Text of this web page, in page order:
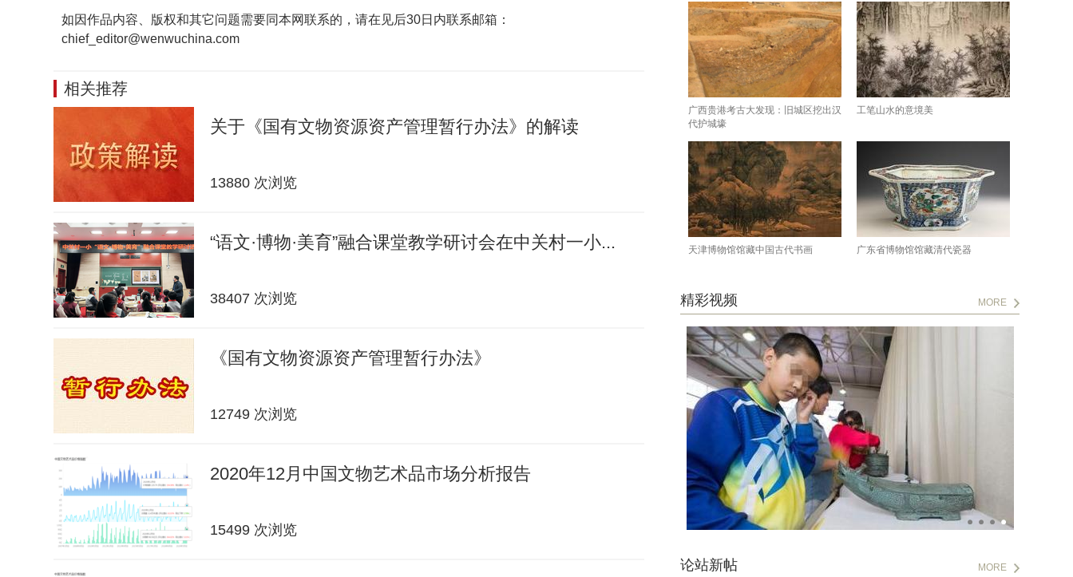
如因作品内容、版权和其它问题需要同本网联系的，请在见后30日内联系邮箱：
chief_editor@wenwuchina.com
相关推荐
关于《国有文物资源资产管理暂行办法》的解读
13880 次浏览
“语文·博物·美育”融合课堂教学研讨会在中关村一小...
38407 次浏览
《国有文物资源资产管理暂行办法》
12749 次浏览
2020年12月中国文物艺术品市场分析报告
15499 次浏览
广西贵港考古大发现：旧城区挖出汉
代护城壕
工笔山水的意境美
天津博物馆馆藏中国古代书画 广东省博物馆馆藏清代瓷器
精彩视频 MORE
论站新帖 MORE